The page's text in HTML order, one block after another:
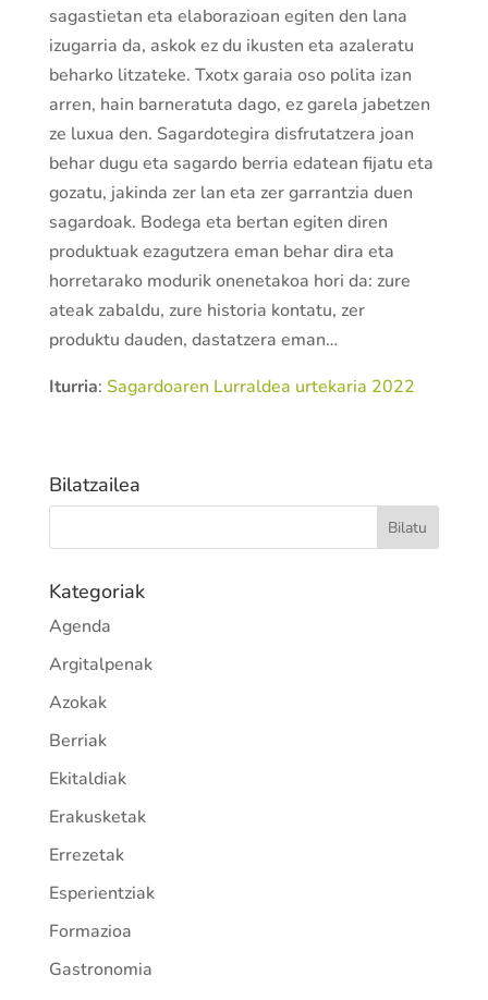
sagastietan eta elaborazioan egiten den lana
izugarria da, askok ez du ikusten eta azaleratu
beharko litzateke. Txotx garaia oso polita izan
arren, hain barneratuta dago, ez garela jabetzen
ze luxua den. Sagardotegira disfrutatzera joan
behar dugu eta sagardo berria edatean fijatu eta
gozatu, jakinda zer lan eta zer garrantzia duen
sagardoak. Bodega eta bertan egiten diren
produktuak ezagutzera eman behar dira eta
horretarako modurik onenetakoa hori da: zure
ateak zabaldu, zure historia kontatu, zer
produktu dauden, dastatzera eman…
Iturria: Sagardoaren Lurraldea urtekaria 2022
Bilatzailea
Kategoriak
Agenda
Argitalpenak
Azokak
Berriak
Ekitaldiak
Erakusketak
Errezetak
Esperientziak
Formazioa
Gastronomia